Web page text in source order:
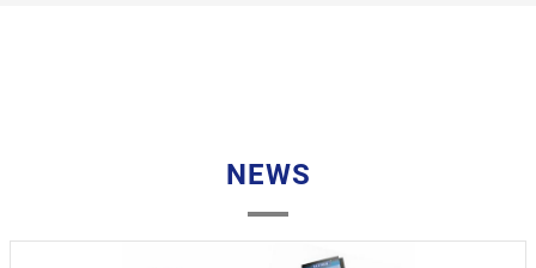
NEWS